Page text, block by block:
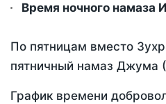
Время ночного намаза
По пятницам вместо
пятничный намаз Джума
График времени